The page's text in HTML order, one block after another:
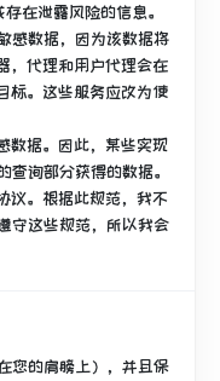
在泄露风险的信息。
感数据，因为该数据将
，代理和用户代理会在
。 这些服务应改为使
据。 因此，某些实现
询部分获得的数据。
。 根据此规范，我不
守这些规范，所以我会
您的肩膀上），并且保